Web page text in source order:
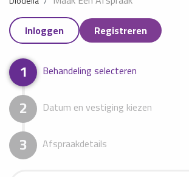
Inloggen
Registreren
1 Behandeling selecteren
2 Datum en vestiging kiezen
3 Afspraakdetails